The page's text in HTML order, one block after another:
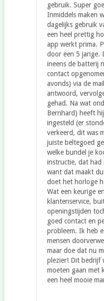
gebruik. Super
Inmiddels maken
dagelijks gebruik
een heel prettig
app werkt prima.
door een 5 jarige.
ineens de batterij
contact
avonds) via de
antwoord,
gehad. Na wat
Bernhard) heeft
ingesteld (er
verkeerd, dit was
juiste beltegoed
welke bundel je
instructie, dat had
want dat maakt
doet het horloge
Wat een keurige
klantenservice,
openingstijden
goed contact en
probleem. Ik heb
mensen
maar doe dat nu
plezier! Dit bedrijf
moeten gaan met
een heel mooie